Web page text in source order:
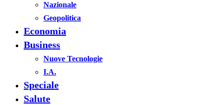
Nazionale
Geopolitica
Economia
Business
Nuove Tecnologie
I.A.
Speciale
Salute